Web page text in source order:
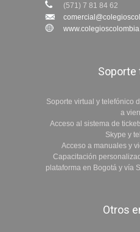
(571) 7 81 84 62
Soporte virtual y telefónico
a
Acceso al sistema de
Skype y
Acceso a manuales y
Capacitación
plataforma en Bogotá y vía
Otros